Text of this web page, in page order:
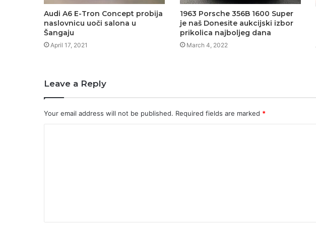
Audi A6 E-Tron Concept probija
naslovnicu uoči salona u
Šangaju
April 17, 2021
1963 Porsche 356B 1600 Super
je naš Donesite aukcijski izbor
prikolica najboljeg dana
March 4, 2022
Leave a Reply
Your email address will not be published. Required fields are marked *
t